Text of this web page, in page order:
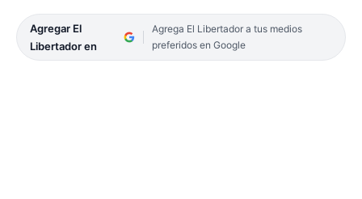
Agregar El
Libertador en
Agrega El Libertador a tus medios
preferidos en Google